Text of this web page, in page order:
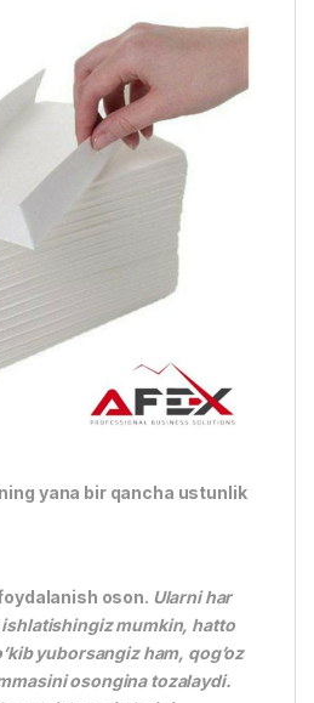
yana bir qancha ustunlik
oson. Ularni har
ishlatishingiz mumkin, hatto
yuborsangiz ham, qog’oz
osongina tozalaydi.